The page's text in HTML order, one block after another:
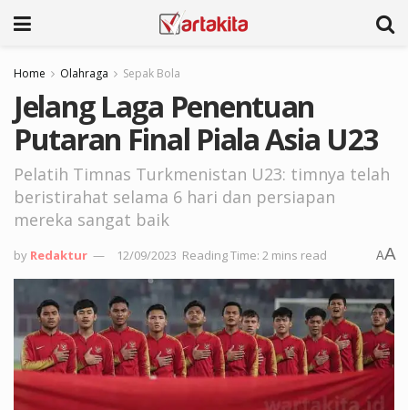
Home Olahraga Sepak Bola
Jelang Laga Penentuan
Putaran Final Piala Asia U23
Pelatih Timnas Turkmenistan U23: timnya telah
beristirahat selama 6 hari dan persiapan
mereka sangat baik
by Redaktur 12/09/2023 Reading Time: 2 mins read AA